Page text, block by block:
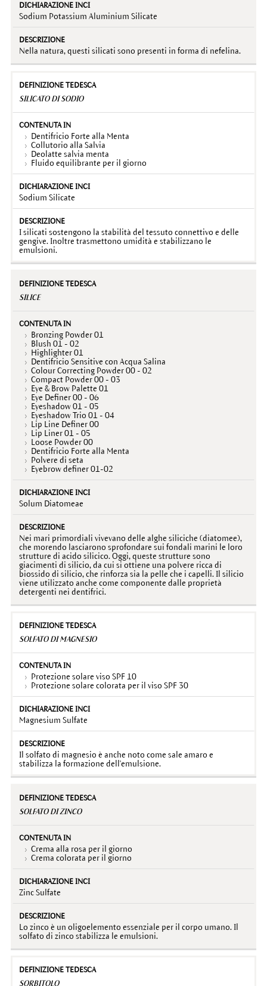
Sodium Potassium Aluminium Silicate
Nella natura, questi silicati sono presenti in forma di nefelina.
SILICATO DI SODIO
Dentifricio Forte alla Menta
Collutorio alla Salvia
Deolatte salvia menta
Fluido equilibrante per il giorno
Sodium Silicate
I silicati sostengono la stabilità del tessuto connettivo e delle
gengive. Inoltre trasmettono umidità e stabilizzano le
emulsioni.
SILICE
Bronzing Powder 01
Blush 01 - 02
Highlighter 01
Dentifricio Sensitive con Acqua Salina
Colour Correcting Powder 00 - 02
Compact Powder 00 - 03
Eye & Brow Palette 01
Eye Definer 00 - 06
Eyeshadow 01 - 05
Eyeshadow Trio 01 - 04
Lip Line Definer 00
Lip Liner 01 - 05
Loose Powder 00
Dentifricio Forte alla Menta
Polvere di seta
Eyebrow definer 01-02
Solum Diatomeae
Nei mari primordiali vivevano delle alghe siliciche (diatomee),
che morendo lasciarono sprofondare sui fondali marini le loro
strutture di acido silicico. Oggi, queste strutture sono
giacimenti di silicio, da cui si ottiene una polvere ricca di
biossido di silicio, che rinforza sia la pelle che i capelli. Il silicio
viene utilizzato anche come componente dalle proprietà
detergenti nei dentifrici.
SOLFATO DI MAGNESIO
Protezione solare viso SPF 10
Protezione solare colorata per il viso SPF 30
Magnesium Sulfate
Il solfato di magnesio è anche noto come sale amaro e
stabilizza la formazione dell'emulsione.
SOLFATO DI ZINCO
Crema alla rosa per il giorno
Crema colorata per il giorno
Zinc Sulfate
Lo zinco è un oligoelemento essenziale per il corpo umano. Il
solfato di zinco stabilizza le emulsioni.
SORBITOLO